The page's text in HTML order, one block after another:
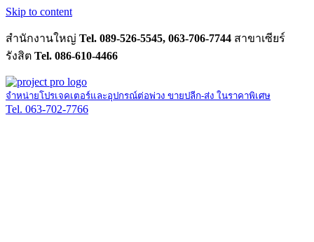
Skip to content
สำนักงานใหญ่ Tel. 089-526-5545, 063-706-7744 สาขาเซียร์
รังสิต Tel. 086-610-4466
จำหน่ายโปรเจคเตอร์และอุปกรณ์ต่อพ่วง ขายปลีก-ส่ง ในราคาพิเศษ
Tel. 063-702-7766